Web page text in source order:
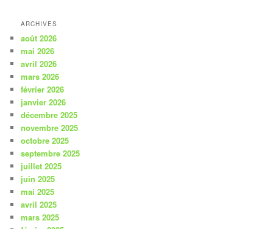
ARCHIVES
août 2026
mai 2026
avril 2026
mars 2026
février 2026
janvier 2026
décembre 2025
novembre 2025
octobre 2025
septembre 2025
juillet 2025
juin 2025
mai 2025
avril 2025
mars 2025